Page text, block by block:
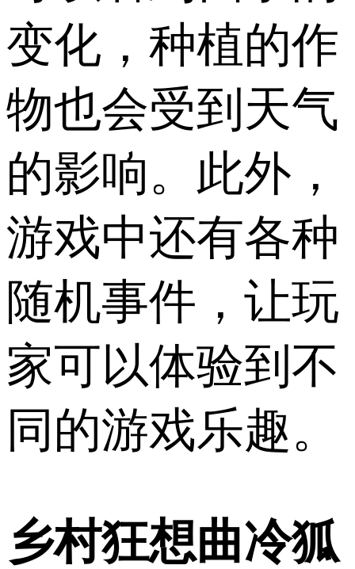
变化，种植的作
物也会受到天气
的影响。此外，
游戏中还有各种
随机事件，让玩
家可以体验到不
同的游戏乐趣。
乡村狂想曲冷狐